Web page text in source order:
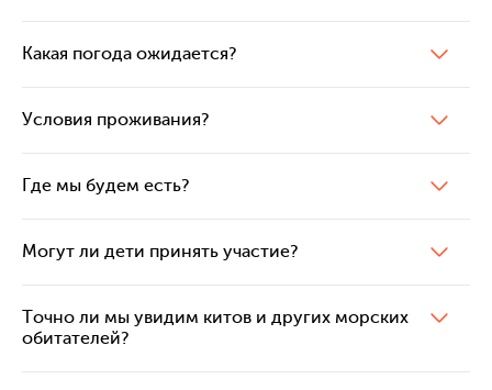
Какая погода ожидается?
Условия проживания?
Где мы будем есть?
Могут ли дети принять участие?
Точно ли мы увидим китов и других морских
обитателей?